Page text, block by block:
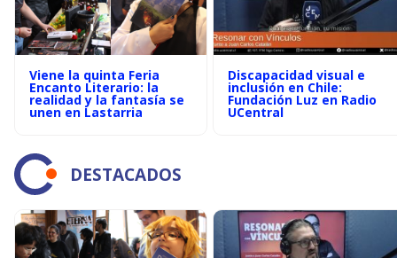
Viene la quinta Feria
Encanto Literario: la
realidad y la fantasía se
unen en Lastarria
Discapacidad visual e
inclusión en Chile:
Fundación Luz en Radio
UCentral
DESTACADOS